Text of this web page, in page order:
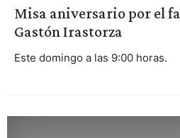
Misa aniversario por el
Gastón Irastorza
Este domingo a las 9:00 horas.